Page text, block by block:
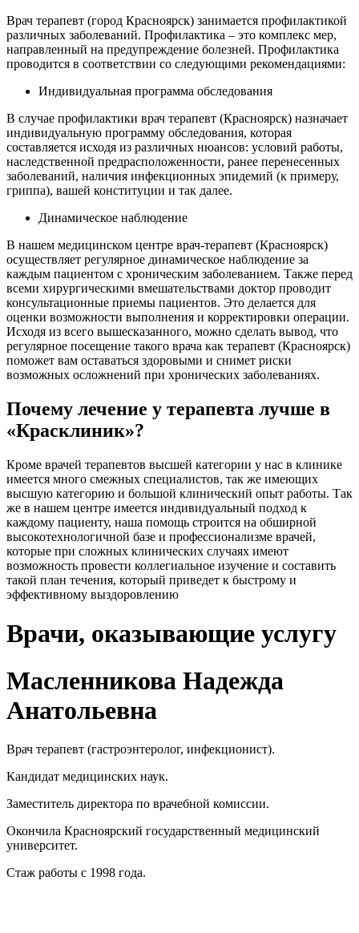
Врач терапевт (город Красноярск) занимается профилактикой
различных заболеваний. Профилактика – это комплекс мер,
направленный на предупреждение болезней. Профилактика
проводится в соответствии со следующими рекомендациями:
Индивидуальная программа обследования
В случае профилактики врач терапевт (Красноярск) назначает
индивидуальную программу обследования, которая
составляется исходя из различных нюансов: условий работы,
наследственной предрасположенности, ранее перенесенных
заболеваний, наличия инфекционных эпидемий (к примеру,
гриппа), вашей конституции и так далее.
Динамическое наблюдение
В нашем медицинском центре врач-терапевт (Красноярск)
осуществляет регулярное динамическое наблюдение за
каждым пациентом с хроническим заболеванием. Также перед
всеми хирургическими вмешательствами доктор проводит
консультационные приемы пациентов. Это делается для
оценки возможности выполнения и корректировки операции.
Исходя из всего вышесказанного, можно сделать вывод, что
регулярное посещение такого врача как терапевт (Красноярск)
поможет вам оставаться здоровыми и снимет риски
возможных осложнений при хронических заболеваниях.
Почему лечение у терапевта лучше в
«Красклиник»?
Кроме врачей терапевтов высшей категории у нас в клинике
имеется много смежных специалистов, так же имеющих
высшую категорию и большой клинический опыт работы. Так
же в нашем центре имеется индивидуальный подход к
каждому пациенту, наша помощь строится на обширной
высокотехнологичной базе и профессионализме врачей,
которые при сложных клинических случаях имеют
возможность провести коллегиальное изучение и составить
такой план течения, который приведет к быстрому и
эффективному выздоровлению
Врачи, оказывающие услугу
Масленникова Надежда
Анатольевна
Врач терапевт (гастроэнтеролог, инфекционист).
Кандидат медицинских наук.
Заместитель директора по врачебной комиссии.
Окончила Красноярский государственный медицинский
университет.
Стаж работы с 1998 года.